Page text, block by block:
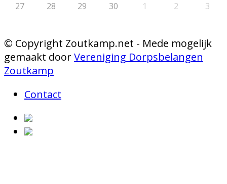
27 28 29 30 1 2 3
© Copyright Zoutkamp.net - Mede mogelijk
gemaakt doorVereniging Dorpsbelangen
Zoutkamp
Contact